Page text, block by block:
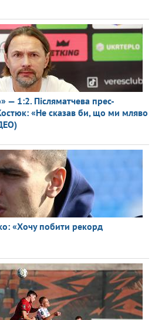
— 1:2. Післяматчева прес-
«Не сказав би, що ми мляво
«Хочу побити рекорд